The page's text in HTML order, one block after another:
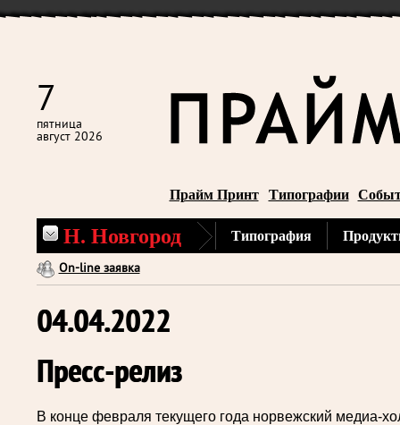
7
пятница
август 2026
Прайм Принт Типографии
Н. Новгород Типография
On-line заявка
04.04.2022
Пресс-релиз
В конце февраля текущего года норвежский медиа-